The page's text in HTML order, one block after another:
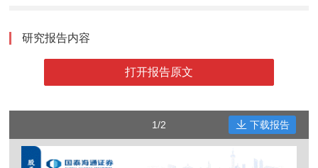
研究报告内容
打开报告原文
1/2 下载报告